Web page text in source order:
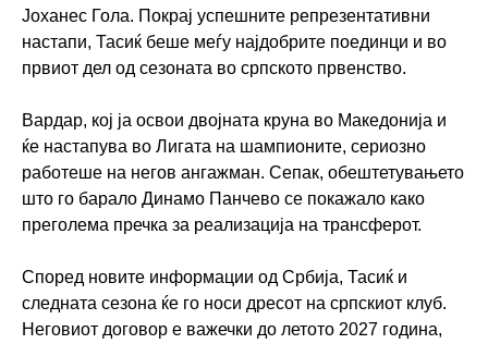
Јоханес Гола. Покрај успешните репрезентативни
настапи, Тасиќ беше меѓу најдобрите поединци и во
првиот дел од сезоната во српското првенство.
Вардар, кој ја освои двојната круна во Македонија и
ќе настапува во Лигата на шампионите, сериозно
работеше на негов ангажман. Сепак, обештетувањето
што го барало Динамо Панчево се покажало како
преголема пречка за реализација на трансферот.
Според новите информации од Србија, Тасиќ и
следната сезона ќе го носи дресот на српскиот клуб.
Неговиот договор е важечки до летото 2027 година,